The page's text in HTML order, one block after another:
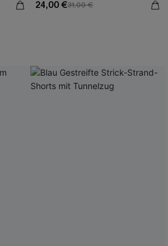
24,00 €31,00 €